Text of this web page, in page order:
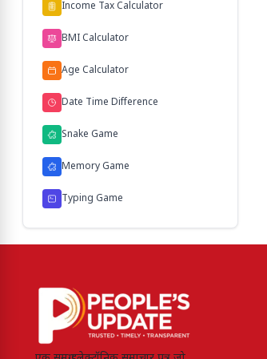
Income Tax Calculator
BMI Calculator
Age Calculator
Date Time Difference
Snake Game
Memory Game
Typing Game